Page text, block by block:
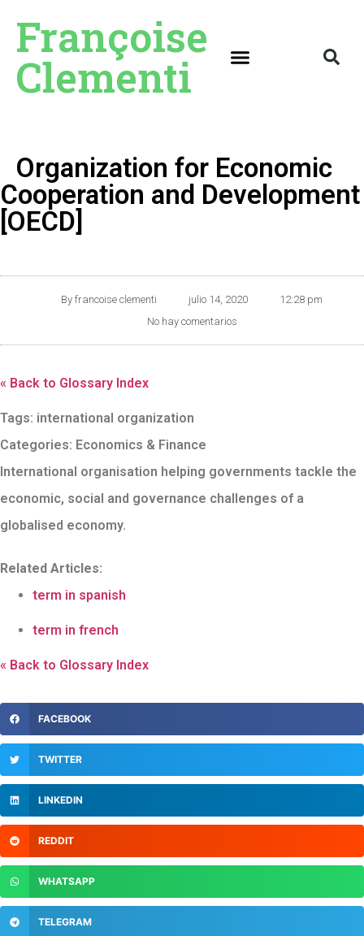
Françoise
Clementi
Organization for Economic
Cooperation and Development
[OECD]
By francoise clementi julio 14, 2020
12:28 pm
No hay comentarios
« Back to Glossary Index
Tags: international organization
Categories: Economics & Finance
International organisation helping governments tackle the
economic, social and governance challenges of a
globalised economy.
Related Articles:
term in spanish
term in french
« Back to Glossary Index
FACEBOOK
TWITTER
LINKEDIN
REDDIT
WHATSAPP
TELEGRAM